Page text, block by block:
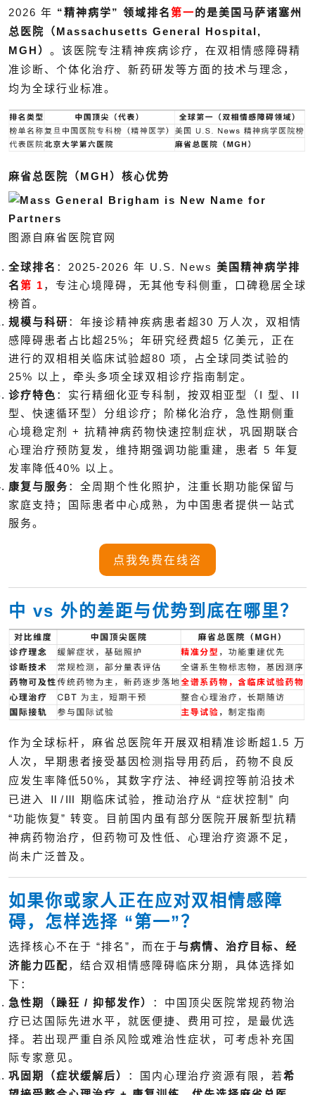
2026 年 “精神病学” 领域排名第一的是美国马萨诸塞州
总医院（Massachusetts General Hospital,
MGH） 。该医院专注精神疾病诊疗，在双相情感障碍精
准诊断、个体化治疗、新药研发等方面的技术与理念，
均为全球行业标准。
麻省总医院（MGH）核心优势
图源自麻省医院官网
全球排名 ：2025-2026 年 U.S. News 美国精神病学排
名第 1 ，专注心境障碍，无其他专科侧重，口碑稳居全球
榜首。
规模与科研 ：年接诊精神疾病患者超30 万人次，双相情
感障碍患者占比超25%；年研究经费超5 亿美元，正在
进行的双相相关临床试验超80 项，占全球同类试验的
25% 以上，牵头多项全球双相诊疗指南制定。
诊疗特色 ：实行精细化亚专科制，按双相亚型（I 型、II
型、快速循环型）分组诊疗；阶梯化治疗，急性期侧重
心境稳定剂 + 抗精神病药物快速控制症状，巩固期联合
心理治疗预防复发，维持期强调功能重建，患者 5 年复
发率降低40% 以上。
康复与服务 ：全周期个性化照护，注重长期功能保留与
家庭支持；国际患者中心成熟，为中国患者提供一站式
服务。
点我免费在线咨
中 vs 外的差距与优势到底在哪里？
作为全球标杆，麻省总医院年开展双相精准诊断超1.5 万
人次，早期患者接受基因检测指导用药后，药物不良反
应发生率降低50%，其数字疗法、神经调控等前沿技术
已进入 Ⅱ/Ⅲ 期临床试验，推动治疗从 “症状控制” 向
“功能恢复” 转变。目前国内虽有部分医院开展新型抗精
神病药物治疗，但药物可及性低、心理治疗资源不足，
尚未广泛普及。
如果你或家人正在应对双相情感障
碍，怎样选择 “第一”？
选择核心不在于 “排名”，而在于与病情、治疗目标、经
济能力匹配，结合双相情感障碍临床分期，具体选择如
下：
急性期（躁狂 / 抑郁发作）
：中国顶尖医院常规药物治
疗已达国际先进水平，就医便捷、费用可控，是最优选
择。若出现严重自杀风险或难治性症状，可考虑补充国
际专家意见。
巩固期（症状缓解后）
：国内心理治疗资源有限，若希